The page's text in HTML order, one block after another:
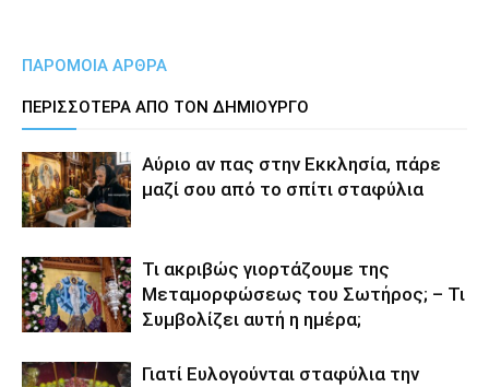
ΠΑΡΟΜΟΙΑ ΑΡΘΡΑ
ΠΕΡΙΣΣΟΤΕΡΑ ΑΠΟ ΤΟΝ ΔΗΜΙΟΥΡΓΟ
Αύριο αν πας στην Εκκλησία, πάρε
μαζί σου από το σπίτι σταφύλια
Τι ακριβώς γιορτάζουμε της
Μεταμορφώσεως του Σωτήρος; – Τι
Συμβολίζει αυτή η ημέρα;
Γιατί Ευλογούνται σταφύλια την